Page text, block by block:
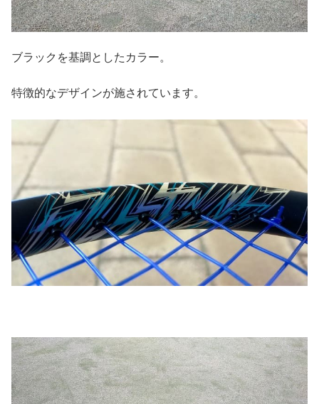
ブラックを基調としたカラー。
特徴的なデザインが施されています。